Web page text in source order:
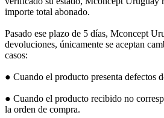
importe total abonado.
Pasado ese plazo de 5 días, Mconcept
devoluciones, únicamente se aceptan
casos:
● Cuando el producto presenta defectos
● Cuando el producto recibido no
la orden de compra.